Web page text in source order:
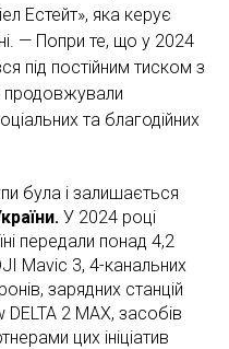
Естейт», яка керує
— Попри те, що у 2024
під постійним тиском з
продовжували
та благодійних
була і залишається
У 2024 році
передали понад 4,2
Mavic 3, 4-канальних
зарядних станцій
2 MAX, засобів
цих ініціатив